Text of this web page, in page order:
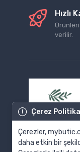
Çerez
Çerezler,
daha etkin bir
Hızlı
verilir.